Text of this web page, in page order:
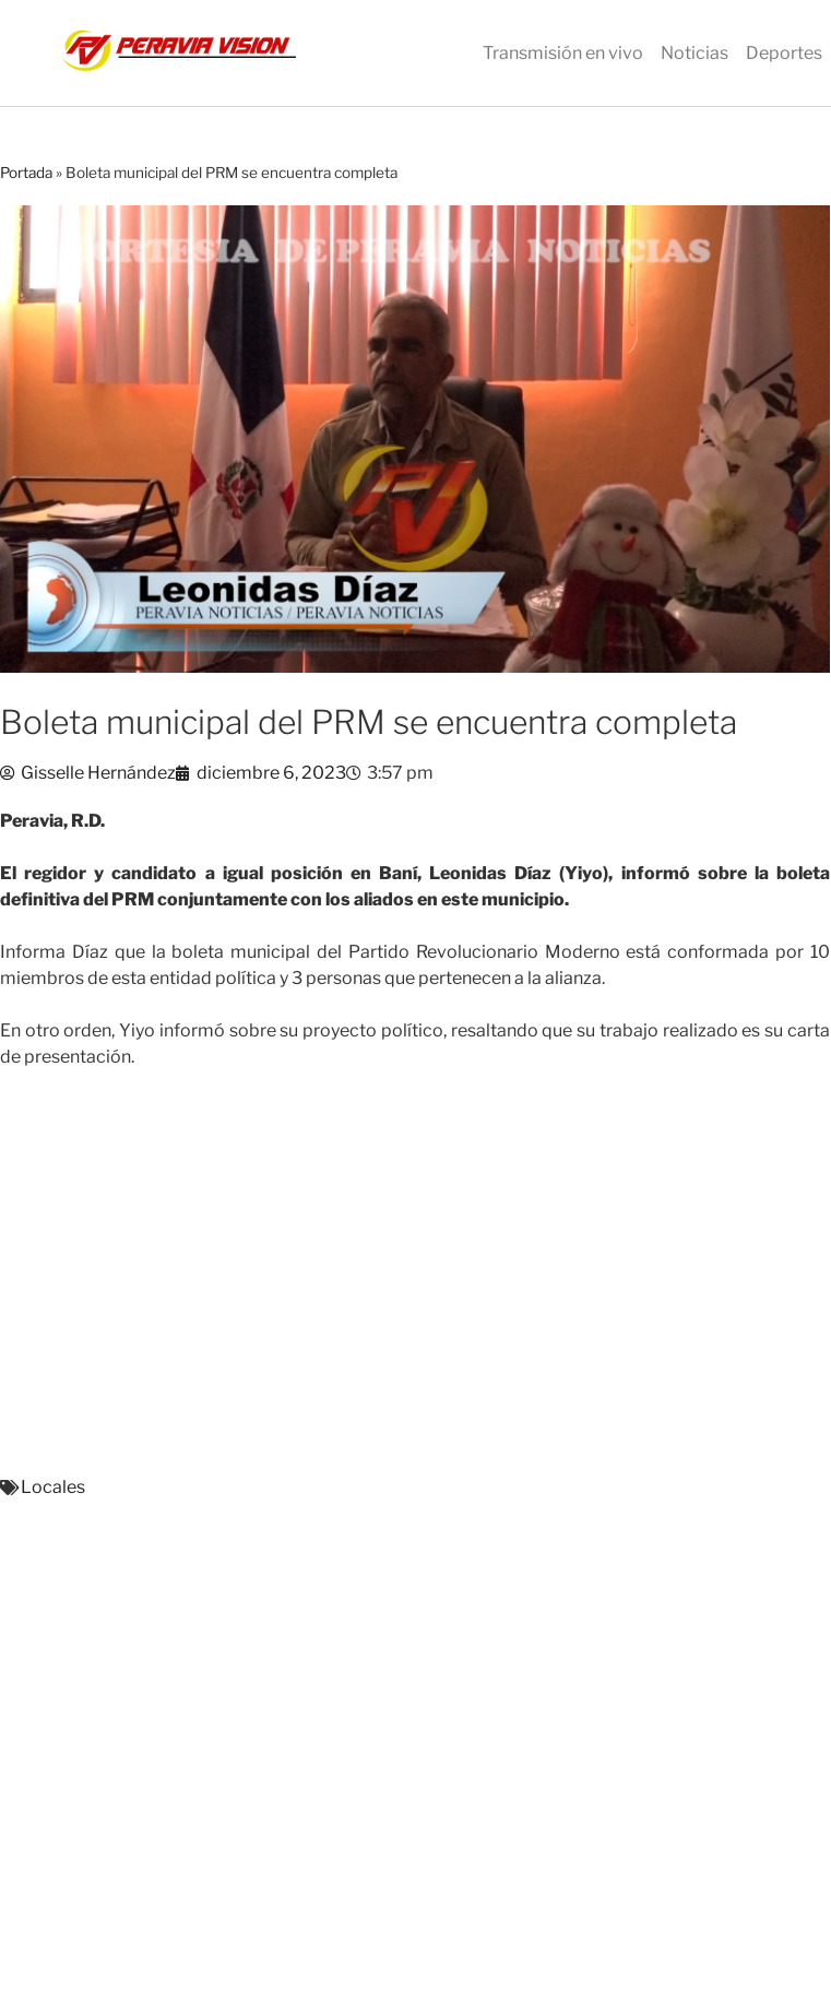
Transmisión en vivo Noticias Deportes
Portada» Boleta municipal del PRM se encuentra completa
Boleta municipal del PRM se encuentra completa
Gisselle Hernández diciembre 6, 2023 3:57 pm
Peravia, R.D.
El regidor y candidato a igual posición en Baní, Leonidas Díaz (Yiyo), informó sobre la boleta
definitiva del PRM conjuntamente con los aliados en este municipio.
Informa Díaz que la boleta municipal del Partido Revolucionario Moderno está conformada por 10
miembros de esta entidad política y 3 personas que pertenecen a la alianza.
En otro orden, Yiyo informó sobre su proyecto político, resaltando que su trabajo realizado es su carta
de presentación.
Locales